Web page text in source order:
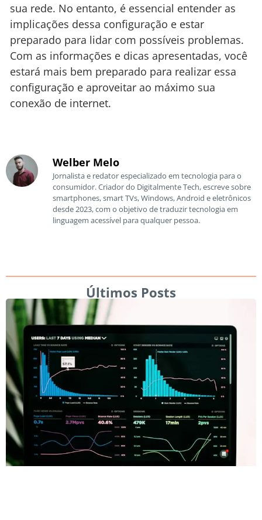
sua rede. No entanto, é essencial entender as
implicações dessa configuração e estar
preparado para lidar com possíveis problemas.
Com as informações e dicas apresentadas, você
estará mais bem preparado para realizar essa
configuração e aproveitar ao máximo sua
conexão de internet.
Welber Melo
Jornalista e redator especializado em tecnologia para o
consumidor. Criador do Digitalmente Tech, escreve sobre
smartphones, smart TVs, Windows, Android e eletrônicos
desde 2023, com o objetivo de traduzir tecnologia em
linguagem acessível para qualquer pessoa.
Últimos Posts